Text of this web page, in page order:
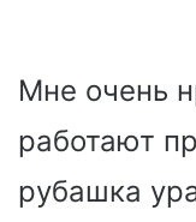
Мне очень
работают
рубашка